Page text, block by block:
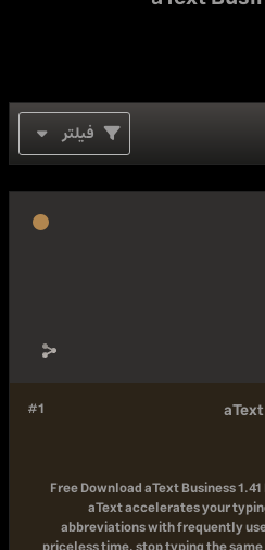
فیلتر
#1
Free DownloadaText Business
aText accelerates your
abbreviations with frequently